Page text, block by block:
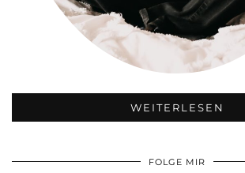
WEITERLESEN
FOLGE MIR